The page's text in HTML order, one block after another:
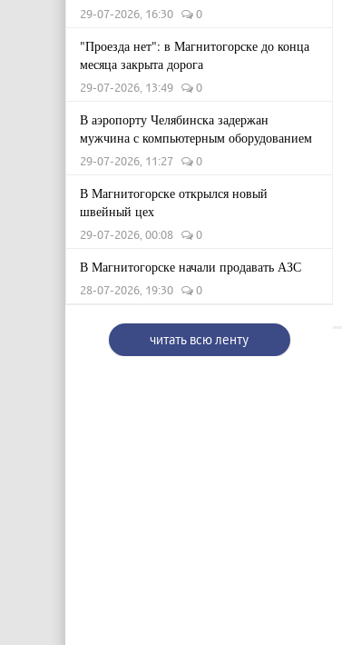
29-07-2026, 16:30 0
"Проезда нет": в Магнитогорске до конца
месяца закрыта дорога
29-07-2026, 13:49 0
В аэропорту Челябинска задержан
мужчина с компьютерным оборудованием
29-07-2026, 11:27 0
В Магнитогорске открылся новый
швейный цех
29-07-2026, 00:08 0
В Магнитогорске начали продавать АЗС
28-07-2026, 19:30 0
читать всю ленту